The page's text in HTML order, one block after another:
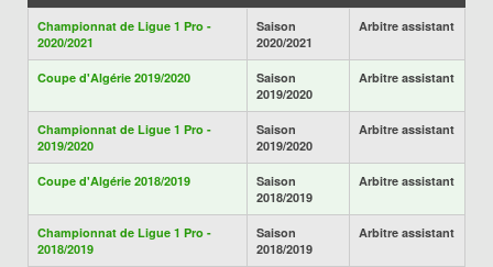
Championnat de Ligue 1 Pro -
2020/2021
Saison
2020/2021
Arbitre assistant
Coupe d'Algérie 2019/2020
Saison
2019/2020
Arbitre assistant
Championnat de Ligue 1 Pro -
2019/2020
Saison
2019/2020
Arbitre assistant
Coupe d'Algérie 2018/2019
Saison
2018/2019
Arbitre assistant
Championnat de Ligue 1 Pro -
2018/2019
Saison
2018/2019
Arbitre assistant